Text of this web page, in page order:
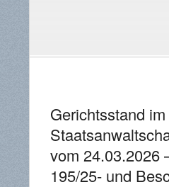
Gerichtsstand
vom 24.03.2026
195/25- und